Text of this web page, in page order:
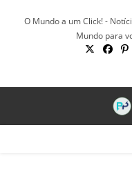
O Mundo a um Click! -
Mundo para